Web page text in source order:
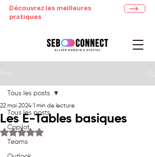
Découvrez les meilleures
pratiques
Tous les posts
Copilot
Teams
Tous les posts
Les E-Tables basiques
22 mai 2024 1 min de lecture
Noté NaN étoiles sur 5.